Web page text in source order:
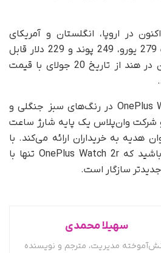
در اروپا، انگلستان و آمریکای
شمالی با قیمت به ترتیب 279 یورو، 249 پوند و 229 دلار قابل
خرید است. فروش آزاد آن در هند از تاریخ 20 جولای با قیمت
ساعت هوشمند OnePlus Watch 2r در رنگ‌های سبز جنگلی و
وان‌پلاس یک پایه شارژ ساعت
هدیه به خریداران ارائه می‌کند. با
وجود این، توجه داشته باشید که OnePlus Watch 2r تنها با
سهیلا محمدی
مدیریت، مترجم و نویسنده